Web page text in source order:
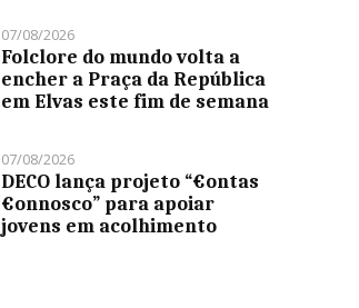
07/08/2026
Folclore do mundo volta a
encher a Praça da República
em Elvas este fim de semana
07/08/2026
DECO lança projeto “€ontas
€onnosco” para apoiar
jovens em acolhimento